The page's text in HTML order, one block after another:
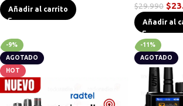
Añadir al carrito $29.990 $
Añadir al
-9%
AGOTADO
HOT
-11%
AGOTADO